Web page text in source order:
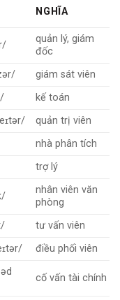
NGHĨA
quản lý, giám
đốc
giám sát viên
kế toán
quản trị viên
nhà phân tích
trợ lý
nhân viên văn
phòng
tư vấn viên
điều phối viên
cố vấn tài chính